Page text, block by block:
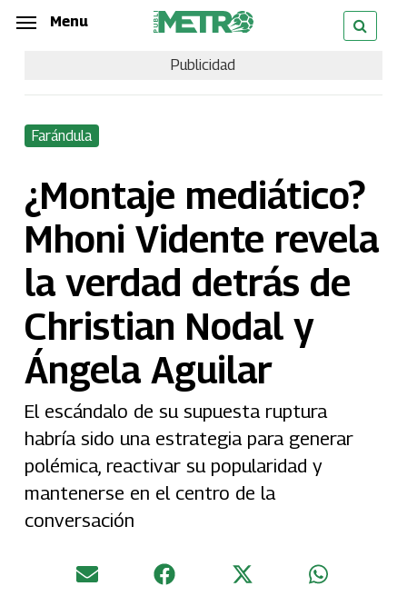
Skip
content
Menu
Publicidad
Farándula
¿Montaje mediático?
Mhoni Vidente revela
la verdad detrás de
Christian Nodal y
Ángela Aguilar
El escándalo de su supuesta ruptura
habría sido una estrategia para generar
polémica, reactivar su popularidad y
mantenerse en el centro de la
conversación
Menu